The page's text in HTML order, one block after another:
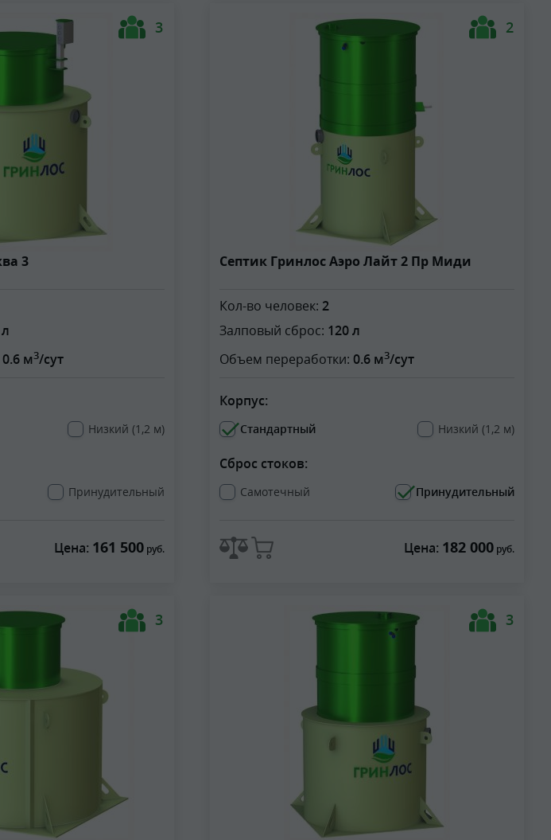
3
3
0.6 м3/сут
Низкий (1,2 м)
Принудительный
Цена: 161 500руб.
Септик Гринлос Аэро Лайт 2 Пр Миди
2
Кол-во человек: 2
Залповый сброс: 120 л
Объем переработки: 0.6 м3/сут
Корпус:
Стандартный Низкий (1,2 м)
Сброс стоков:
Самотечный Принудительный
Цена: 182 000 руб.
3 3